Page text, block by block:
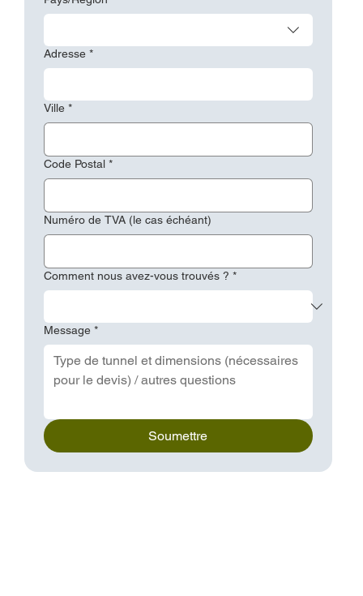
Adresse *
Ville *
Code Postal *
Numéro de TVA (le cas échéant)
Comment nous avez-vous trouvés ? *
Message *
Soumettre